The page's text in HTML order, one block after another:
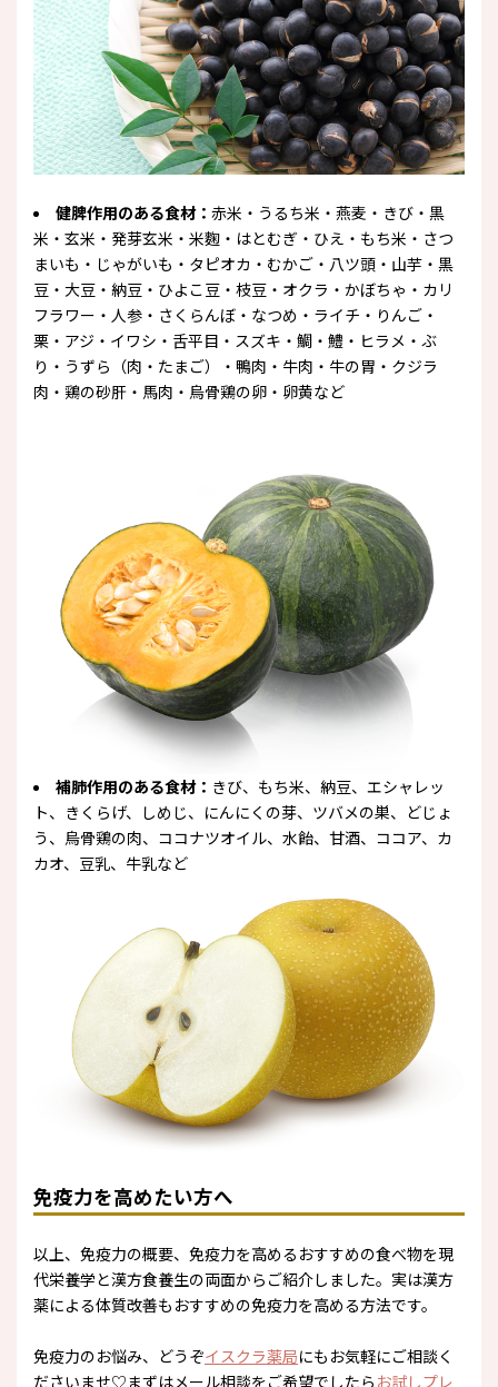
健脾作用のある食材： 赤米・うるち米・燕麦・きび・黒
米・玄米・発芽玄米・米麴・はとむぎ・ひえ・もち米・さつ
まいも・じゃがいも・タピオカ・むかご・八ツ頭・山芋・黒
豆・大豆・納豆・ひよこ豆・枝豆・オクラ・かぼちゃ・カリ
フラワー・人参・さくらんぼ・なつめ・ライチ・りんご・
栗・アジ・イワシ・舌平目・スズキ・鯛・鱧・ヒラメ・ぶ
り・うずら（肉・たまご）・鴨肉・牛肉・牛の胃・クジラ
肉・鶏の砂肝・馬肉・烏骨鶏の卵・卵黄など
補肺作用のある食材： きび、もち米、納豆、エシャレッ
ト、きくらげ、しめじ、にんにくの芽、ツバメの巣、どじょ
う、烏骨鶏の肉、ココナツオイル、水飴、甘酒、ココア、カ
カオ、豆乳、牛乳など
免疫力を高めたい方へ
以上、免疫力の概要、免疫力を高めるおすすめの食べ物を現
代栄養学と漢方食養生の両面からご紹介しました。実は漢方
薬による体質改善もおすすめの免疫力を高める方法です。
免疫力のお悩み、どうぞイスクラ薬局にもお気軽にご相談く
ださいませ♡まずはメール相談をご希望でしたら お試しプレ